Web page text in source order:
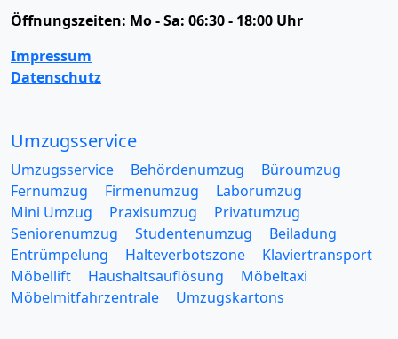
Öffnungszeiten: Mo - Sa: 06:30 - 18:00 Uhr
Impressum
Datenschutz
Umzugsservice
Umzugsservice Behördenumzug
Büroumzug
Fernumzug
Firmenumzug
Laborumzug
Mini Umzug
Praxisumzug
Privatumzug
Seniorenumzug
Studentenumzug
Beiladung
Entrümpelung
Halteverbotszone
Klaviertransport
Möbellift
Haushaltsauflösung
Möbeltaxi
Möbelmitfahrzentrale
Umzugskartons